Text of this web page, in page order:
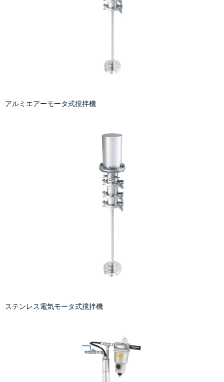
アルミエアーモータ式撹拌機
ステンレス電気モータ式撹拌機